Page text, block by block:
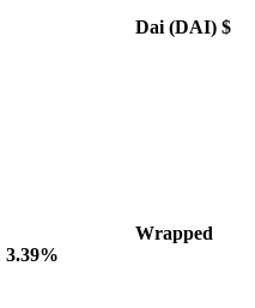
Dai (DAI) $
Wrapped
3.39%